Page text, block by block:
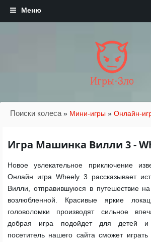
Игры·Зло
Поиски колеса » Мини-игры » Онлайн-
Игра Машинка Вилли 3 -
Новое увлекательное приключение
Онлайн игра Wheely 3 рассказывает
Вилли, отправившуюся в путешествие
возлюбленной. Красивые яркие
головоломки производят сильное
добрая игра подойдет для детей
посетитель нашего сайта сможет